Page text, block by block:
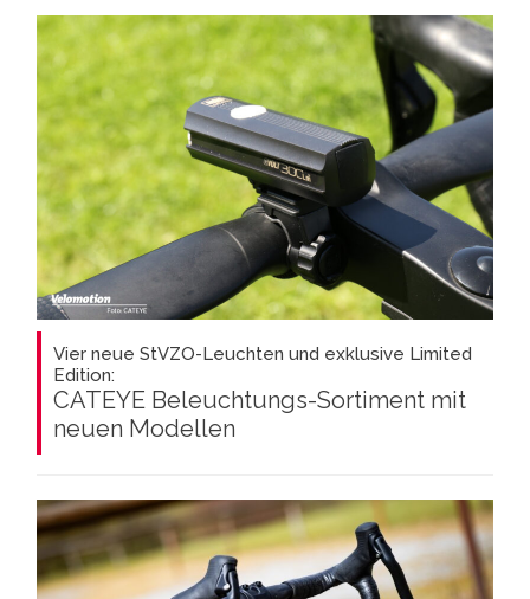
Vier neue StVZO-Leuchten und exklusive Limited
Edition:
CATEYE Beleuchtungs-Sortiment mit
neuen Modellen